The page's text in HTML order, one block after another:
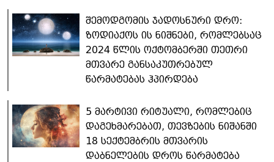
შემოდგომის ჯადოსნური დრო:
ზოდიაქოს ის ნიშნები, რომლებსაც
2024 წლის ოქტომბერში თეთრი
მთვარე განსაკუთრებულ
წარმატებას ჰპირდება
5 მარტივი რიტუალი, რომლებიც
დაგეხმარებათ, თევზების ნიშანში
18 სექტემბრის მთვარის
დაბნელების დროს წარმატება